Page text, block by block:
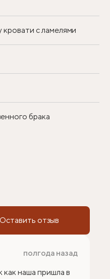
с ламелями
брака
Оставить отзыв
полгода назад
наша пришла в